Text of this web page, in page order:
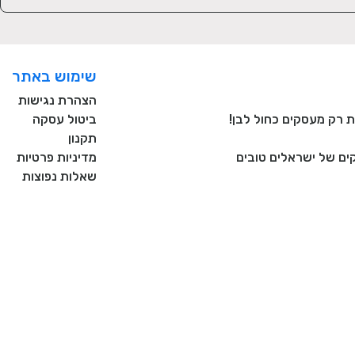
של ישראלים טובים
שימוש באתר
הצהרת נגישות
ביטול עסקה
תקנון
מדיניות פרטיות
שאלות נפוצות